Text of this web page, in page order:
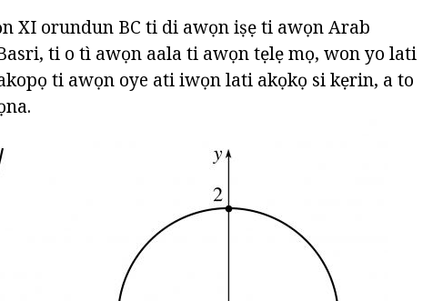
XI orundun BC ti di awọn iṣẹ ti awọn Arab
ti o tì awọn aala ti awọn tẹlẹ mọ, won yo lati
ti awọn oye ati iwọn lati akọkọ si kẹrin, a to